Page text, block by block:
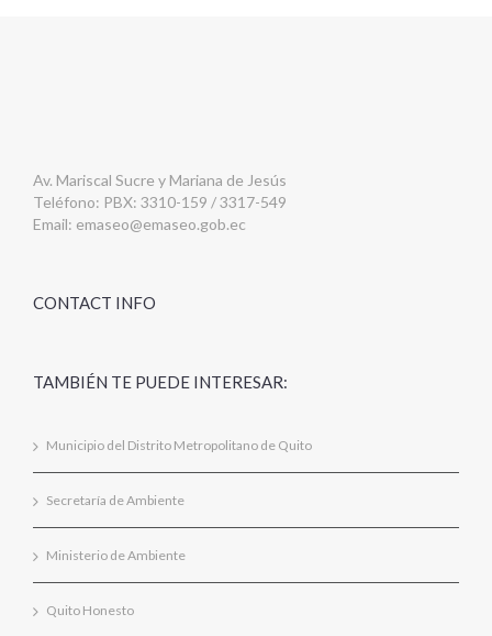
Av. Mariscal Sucre y Mariana de Jesús
Teléfono: PBX: 3310-159 / 3317-549
Email: emaseo@emaseo.gob.ec
CONTACT INFO
TAMBIÉN TE PUEDE INTERESAR:
Municipio del Distrito Metropolitano de Quito
Secretaría de Ambiente
Ministerio de Ambiente
Quito Honesto